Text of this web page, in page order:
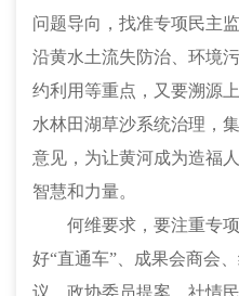
问题导向，找准专项民主
沿黄水土流失防治、环境
约利用等重点，又要溯源
水林田湖草沙系统治理，
意见，为让黄河成为造福
智慧和力量。
何维要求，要注重专
好“直通车”、成果会商会
议、政协委员提案、社情